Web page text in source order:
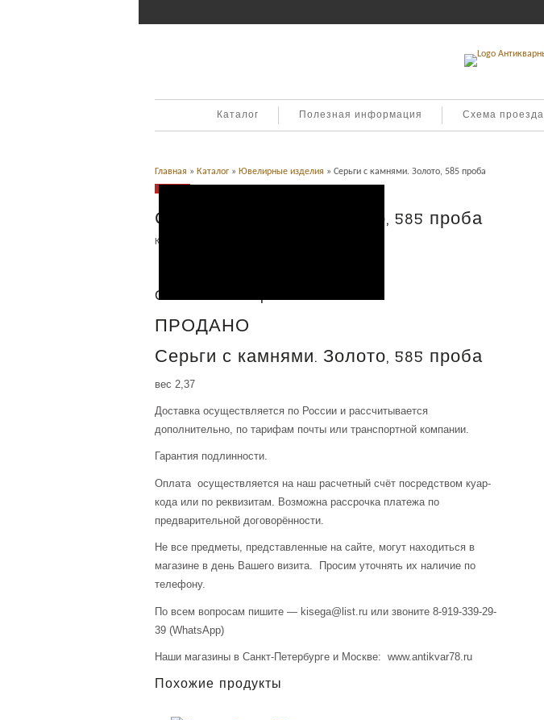
Каталог Полезная информация Схема проезда
Главная » Каталог » Ювелирные изделия » Серьги с камнями. Золото, 585 проба
Продано
Серьги с камнями. Золото, 585 проба
Категория:
Описание товара
ПРОДАНО
Серьги с камнями. Золото, 585 проба
вес 2,37
Доставка осуществляется по России и рассчитывается
дополнительно, по тарифам почты или транспортной компании.
Гарантия подлинности.
Оплата осуществляется на наш расчетный счёт посредством куар-
кода или по реквизитам. Возможна рассрочка платежа по
предварительной договорённости.
Не все предметы, представленные на сайте, могут находиться в
магазине в день Вашего визита. Просим уточнять их наличие по
телефону.
По всем вопросам пишите — kisega@list.ru или звоните 8-919-339-29-
39 (WhatsApp)
Наши магазины в Санкт-Петербурге и Москве: www.antikvar78.ru
Похожие продукты